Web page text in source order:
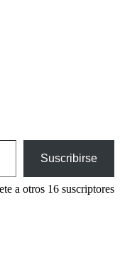
Suscribirse
a otros 16 suscriptores